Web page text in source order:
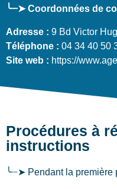
╰┈➤ Coordonnées de
Adresse : 9 Bd Victor
Téléphone : 04 34 40 50
Site web : https://
Procédures à
instructions
╰┈➤ Pendant la première